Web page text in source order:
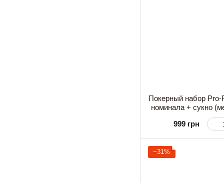
Покерный набор
номинала + сукно
999 грн
−31%